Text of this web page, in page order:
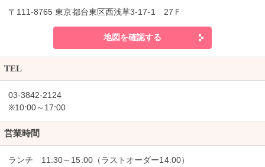
〒111-8765 東京都台東区西浅草3-17-1 27Ｆ
地図を確認する
TEL
03-3842-2124
※10:00～17:00
営業時間
ランチ 11:30～15:00（ラストオーダー14:00）